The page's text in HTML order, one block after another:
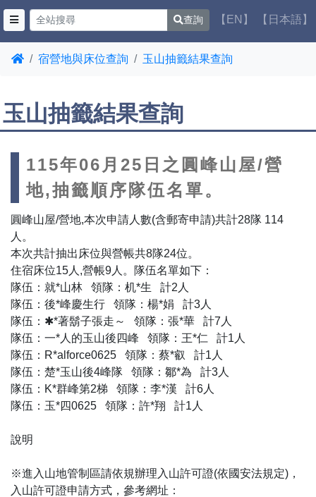
查詢 【EN】 【日本語】
宿營地與床位查詢 玉山抽籤結果查詢
玉山抽籤結果查詢
115年06月25日之圓峰山屋/營
地,抽籤順序隊伍名單。
圓峰山屋/營地,本次申請人數(含郵寄申請)共計28隊 114
人。
本次共計抽出床位與營帳共8隊24位。
住宿床位15人,營帳9人。隊伍名單如下：
隊伍：就*山林 領隊：机*生 計2人
隊伍：後*峰慶生行 領隊：楊*娟 計3人
隊伍：✱*著鬍子張走～ 領隊：張*華 計7人
隊伍：一*人的玉山後四峰 領隊：王*仁 計1人
隊伍：R*alforce0625 領隊：蔡*叡 計1人
隊伍：楚*玉山後4峰隊 領隊：鄒*為 計3人
隊伍：K*群峰第2梯 領隊：李*漢 計6人
隊伍：玉*四0625 領隊：許*翔 計1人
說明
※進入山地管制區請依規辦理入山許可證(依國安法規定)，
入山許可證申請方式，參考網址：